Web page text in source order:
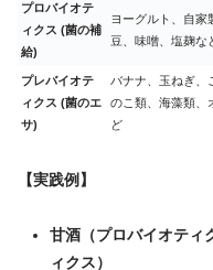
プロバイオテ
ィクス (菌の補
給)
ヨーグルト、自家
豆、味噌、塩麹な
プレバイオテ
ィクス (菌のエ
サ)
バナナ、玉ねぎ、
のこ類、海藻類、
ど
【実践例】
甘酒（プロバイオティ
ィクス）